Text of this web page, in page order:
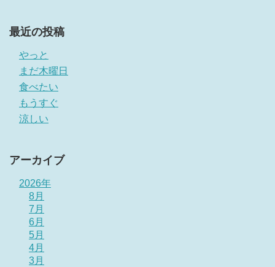
最近の投稿
やっと
まだ木曜日
食べたい
もうすぐ
涼しい
アーカイブ
2026年
8月
7月
6月
5月
4月
3月